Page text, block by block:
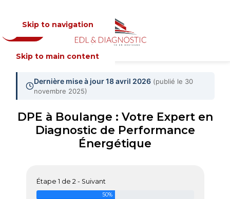
Skip to navigation
Skip to main content
MENU
Dernière mise à jour 18 avril 2026 (publié le 30
novembre 2025)
DPE à Boulange : Votre Expert en
Diagnostic de Performance
Énergétique
Étape 1 de 2 - Suivant
50%